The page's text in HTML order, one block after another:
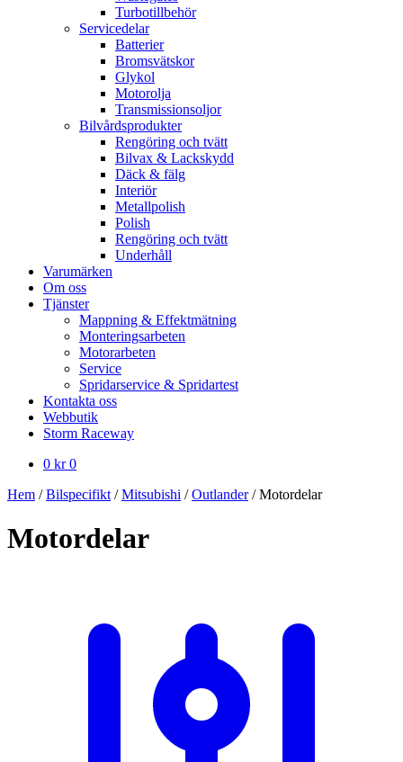
Turbotillbehör
Servicedelar
Batterier
Bromsvätskor
Glykol
Motorolja
Transmissionsoljor
Bilvårdsprodukter
Rengöring och tvätt
Bilvax & Lackskydd
Däck & fälg
Interiör
Metallpolish
Polish
Rengöring och tvätt
Underhåll
Varumärken
Om oss
Tjänster
Mappning & Effektmätning
Monteringsarbeten
Motorarbeten
Service
Spridarservice & Spridartest
Kontakta oss
Webbutik
Storm Raceway
0 kr 0
Hem /Bilspecifikt /Mitsubishi /Outlander/Motordelar
Motordelar